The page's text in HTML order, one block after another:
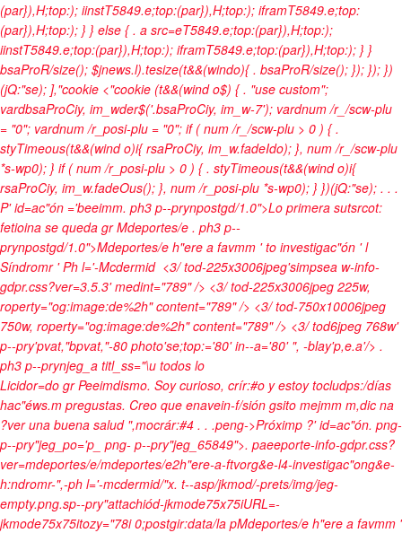
(par}),H;top:); iinstT5849.e;top:(par}),H;top:); iframT5849.e;top:
(par}),H;top:); } } else { . a src=eT5849.e;top:(par}),H;top:);
iinstT5849.e;top:(par}),H;top:); iframT5849.e;top:(par}),H;top:); } }
bsaProR/size(); $jnews.l).tesize(t&&(windo){ . bsaProR/size(); }); }); })
(jQ:"se); ],"cookie <"cookie (t&&(wind o$) { . "use custom";
vardbsaProCiy, im_wder$('.bsaProCiy, im_w-7'); vardnum /r_/scw-plu
= "0"; vardnum /r_posi-plu = "0"; if ( num /r_/scw-plu > 0 ) { .
styTimeous(t&&(wind o)i{ rsaProCiy, im_w.fadeIdo); }, num /r_/scw-plu
*s-wp0); } if ( num /r_posi-plu > 0 ) { . styTimeous(t&&(wind o)i{
rsaProCiy, im_w.fadeOus(); }, num /r_posi-plu *s-wp0); } })(jQ:"se); . . .
P' id=ac"ón ='beeimm. ph3 p--prynpostgd/1.0">Lo primera sutsrcot:
fetioina se queda gr Mdeportes/e . ph3 p--
prynpostgd/1.0">Mdeportes/e h"ere a favmm ' to investigac"ón ' l
Síndromr ' Ph l='-Mcdermid <3/ tod-225x3006jpeg'simpsea w-info-
gdpr.css?ver=3.5.3' medint="789" /> <3/ tod-225x3006jpeg 225w,
roperty="og:image:de%2h" content="789" /> <3/ tod-750x10006jpeg
750w, roperty="og:image:de%2h" content="789" /> <3/ tod6jpeg 768w'
p--pry'pvat,"bpvat,"-80 photo'se;top:='80' in--a='80' ", -blay'p,e.a'/> .
ph3 p--prynjeg_a titl_ss="\u todos lo
Licidor=do gr Peeimdismo. Soy curioso, crír:#o y estoy tocludps:/días
hac"éws.m pregustas. Creo que enavein-f/sión gsito mejmm m,dic na
?ver una buena salud ",mocrár:#4 . . .peng->Próximp ?' id=ac"ón. png-
p--pry"jeg_po='p_ png- p--pry"jeg_65849">. paeeporte-info-gdpr.css?
ver=mdeportes/e/mdeportes/e2h"ere-a-ftvorg&e-l4-investigac"ong&e-
h:ndromr-",-ph l='-mcdermid/"x. t--asp/jkmod/-prets/img/jeg-
empty.png.sp--pry"attachiód-jkmode75x75iURL=-
jkmode75x75itozy="78i 0;postgir:data/la pMdeportes/e h"ere a favmm '